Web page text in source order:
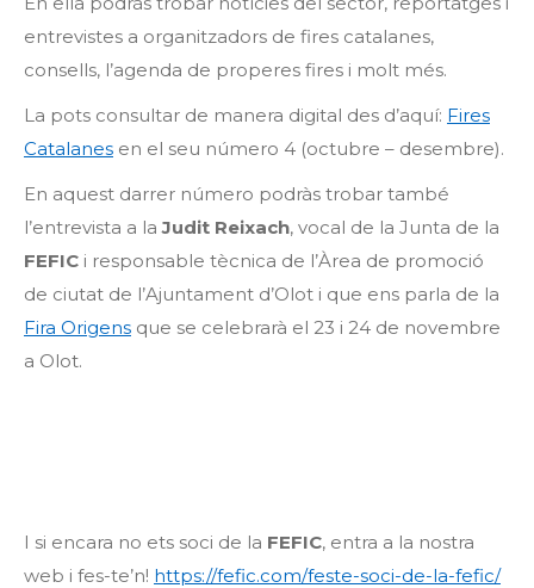
entrevistes a organitzadors de fires catalanes,
consells, l’agenda de properes fires i molt més.
La pots consultar de manera digital des d’aquí: Fires
Catalanes en el seu número 4 (octubre – desembre).
En aquest darrer número podràs trobar també
l’entrevista a laJudit Reixach, vocal de la Junta de la
FEFIC i responsable tècnica de l’Àrea de promoció
de ciutat de l’Ajuntament d’Olot i que ens parla de la
Fira Origens que se celebrarà el 23 i 24 de novembre
a Olot.
I si encara no ets soci de la FEFIC, entra a la nostra
web i fes-te’n! https://fefic.com/feste-soci-de-la-fefic/